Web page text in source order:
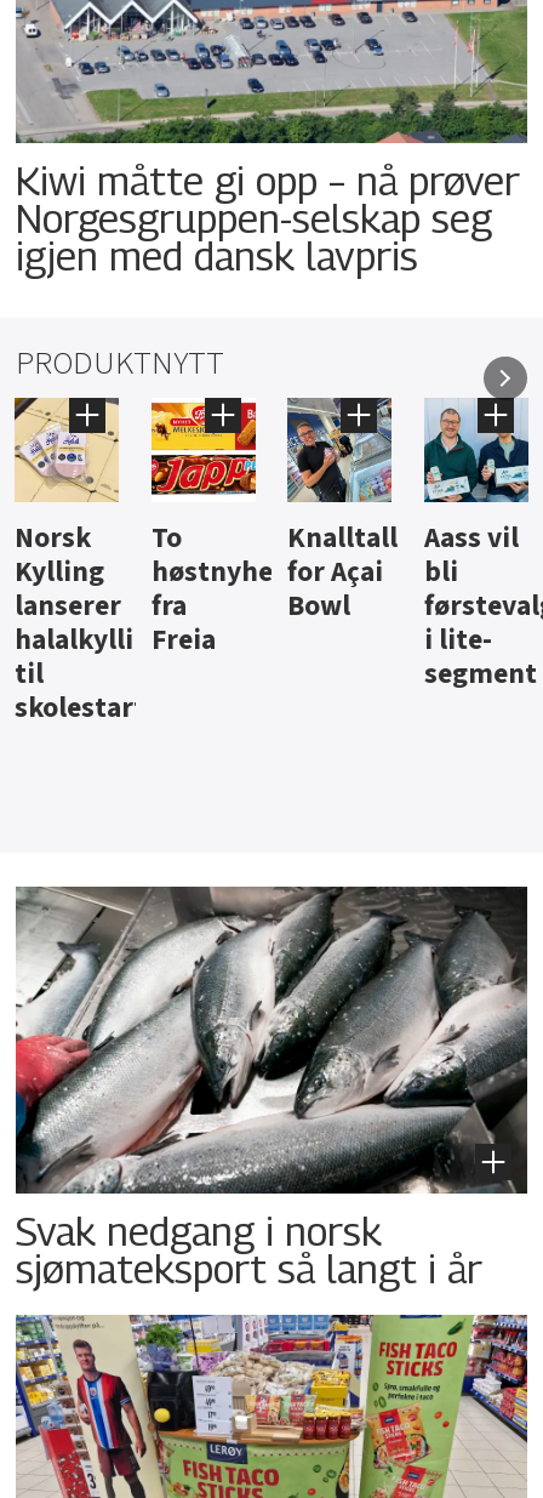
Kiwi måtte gi opp – nå prøver
Norgesgruppen-selskap seg
igjen med dansk lavpris
PRODUKTNYTT
Knalltall
for Açai
Bowl
Aass vil
bli
førstevalg
i lite-
Brus og
jus fra
Berentsen
Hard
iste fra
Hansa
Svak nedgang i norsk
sjømateksport så langt i år